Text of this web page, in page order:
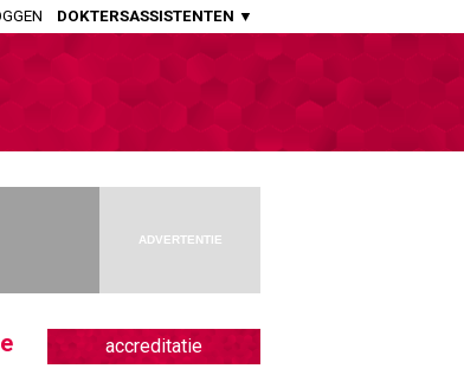
DOKTERSASSISTENTEN ▼
HUISARTSENPRAKTIJK
Openbaar Apothekers
ADVERTENTIE
accreditatie